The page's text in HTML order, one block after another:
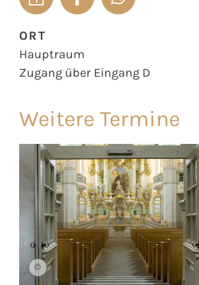
ORT
Hauptraum
Zugang über Eingang D
Weitere Termine
©